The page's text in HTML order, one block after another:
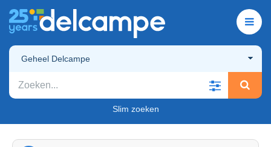
Geheel Delcampe
Slim zoeken